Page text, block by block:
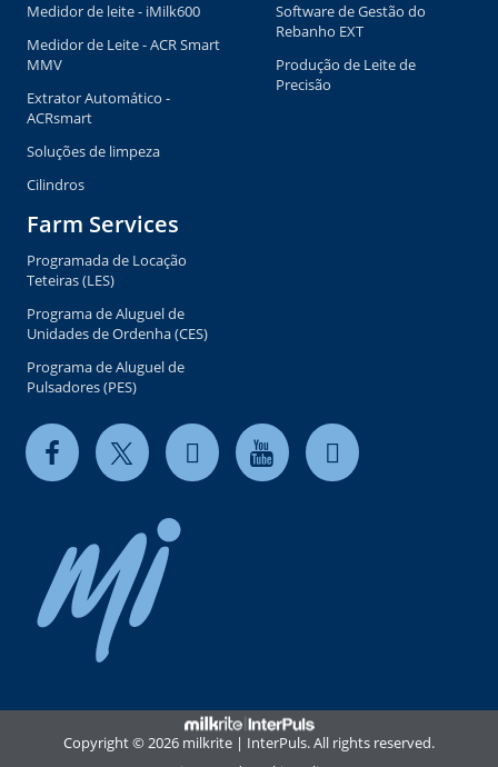
Medidor de leite - iMilk600
Medidor de Leite - ACR Smart
MMV
Extrator Automático -
ACRsmart
Soluções de limpeza
Cilindros
Software de Gestão do
Rebanho EXT
Produção de Leite de
Precisão
Farm Services
Programada de Locação
Teteiras (LES)
Programa de Aluguel de
Unidades de Ordenha (CES)
Programa de Aluguel de
Pulsadores (PES)
Copyright © 2026 milkrite | InterPuls. All rights reserved.